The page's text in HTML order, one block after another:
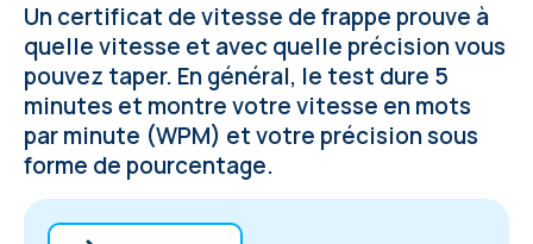
Un certificat de vitesse de frappe prouve à
quelle vitesse et avec quelle précision vous
pouvez taper. En général, le test dure 5
minutes et montre votre vitesse en mots
par minute (WPM) et votre précision sous
forme de pourcentage.